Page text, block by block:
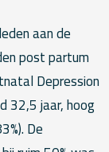
aan de
post partum
Depression
32,5 jaar, hoog
De